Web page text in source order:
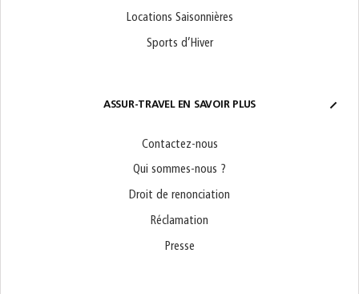
Locations Saisonnières
Sports d’Hiver
ASSUR-TRAVEL EN SAVOIR PLUS
Contactez-nous
Qui sommes-nous ?
Droit de renonciation
Réclamation
Presse